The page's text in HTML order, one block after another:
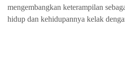
mengembangkan keterampilan
hidup dan kehidupannya kelak